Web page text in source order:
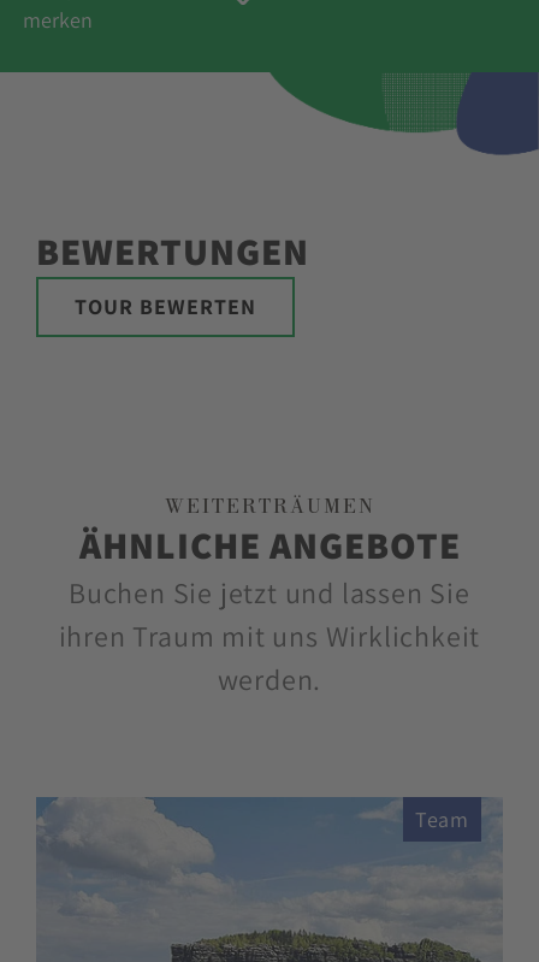
merken
BEWERTUNGEN
TOUR BEWERTEN
WEITERTRÄUMEN
ÄHNLICHE ANGEBOTE
Buchen Sie jetzt und lassen Sie
ihren Traum mit uns Wirklichkeit
werden.
Team